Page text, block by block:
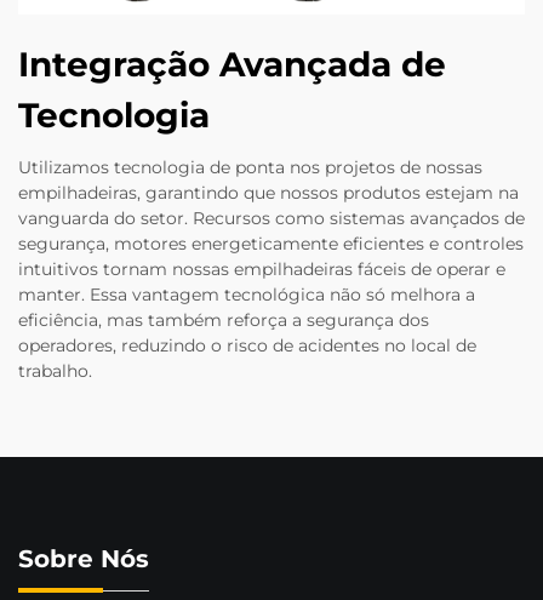
Integração Avançada de
Tecnologia
Utilizamos tecnologia de ponta nos projetos de nossas
empilhadeiras, garantindo que nossos produtos estejam na
vanguarda do setor. Recursos como sistemas avançados de
segurança, motores energeticamente eficientes e controles
intuitivos tornam nossas empilhadeiras fáceis de operar e
manter. Essa vantagem tecnológica não só melhora a
eficiência, mas também reforça a segurança dos
operadores, reduzindo o risco de acidentes no local de
trabalho.
Sobre Nós